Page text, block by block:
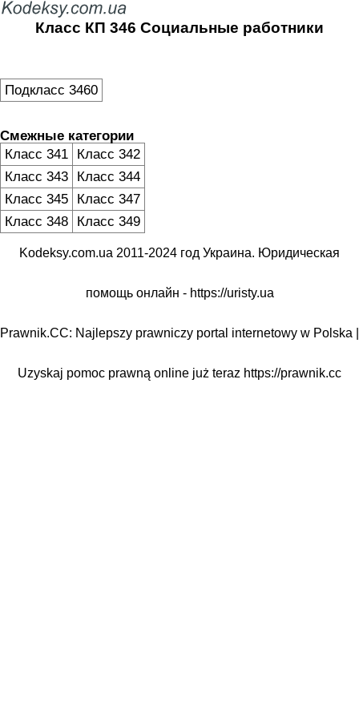
Класс КП 346 Социальные работники
Подкласс 3460
Смежные категории
Класс 341 Класс 342
Класс 343 Класс 344
Класс 345 Класс 347
Класс 348 Класс 349
Kodeksy.com.ua 2011-2024 год Украина. Юридическая
помощь онлайн - https://uristy.ua
Prawnik.CC: Najlepszy prawniczy portal internetowy w Polska |
Uzyskaj pomoc prawną online już teraz https://prawnik.cc